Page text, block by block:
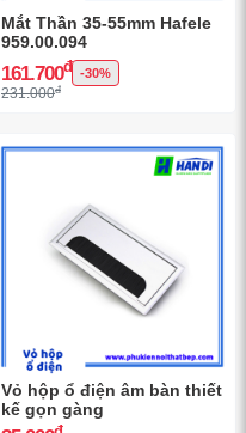
Mắt Thần 35-55mm Hafele
959.00.094
161.700đ -30%
231.000đ
Vỏ hộp ổ điện âm bàn thiết
kế gọn gàng